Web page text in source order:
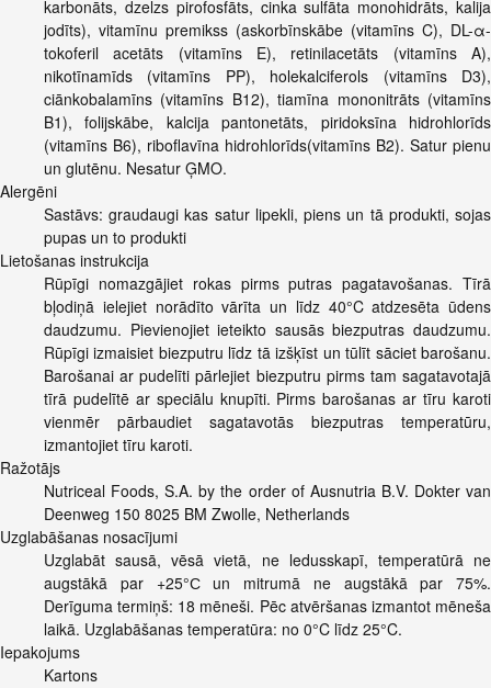
karbonāts, dzelzs pirofosfāts, cinka sulfāta monohidrāts, kalija
jodīts), vitamīnu premikss (askorbīnskābe (vitamīns C), DL-α-
tokoferil acetāts (vitamīns E), retinilacetāts (vitamīns A),
nikotīnamīds (vitamīns PP), holekalciferols (vitamīns D3),
ciānkobalamīns (vitamīns B12), tiamīna mononitrāts (vitamīns
B1), folijskābe, kalcija pantonetāts, piridoksīna hidrohlorīds
(vitamīns B6), riboflavīna hidrohlorīds(vitamīns B2). Satur pienu
un glutēnu. Nesatur ĢMO.
Alergēni
Sastāvs: graudaugi kas satur lipekli, piens un tā produkti, sojas
pupas un to produkti
Lietošanas instrukcija
Rūpīgi nomazgājiet rokas pirms putras pagatavošanas. Tīrā
bļodiņā ielejiet norādīto vārīta un līdz 40°C atdzesēta ūdens
daudzumu. Pievienojiet ieteikto sausās biezputras daudzumu.
Rūpīgi izmaisiet biezputru līdz tā izšķīst un tūlīt sāciet barošanu.
Barošanai ar pudelīti pārlejiet biezputru pirms tam sagatavotajā
tīrā pudelītē ar speciālu knupīti. Pirms barošanas ar tīru karoti
vienmēr pārbaudiet sagatavotās biezputras temperatūru,
izmantojiet tīru karoti.
Ražotājs
Nutriceal Foods, S.A. by the order of Ausnutria B.V. Dokter van
Deenweg 150 8025 BM Zwolle, Netherlands
Uzglabāšanas nosacījumi
Uzglabāt sausā, vēsā vietā, ne ledusskapī, temperatūrā ne
augstākā par +25°С un mitrumā ne augstākā par 75%.
Derīguma termiņš: 18 mēneši. Pēc atvēršanas izmantot mēneša
laikā. Uzglabāšanas temperatūra: no 0°C līdz 25°C.
Iepakojums
Kartons